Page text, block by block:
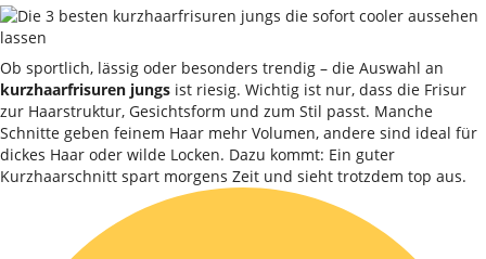
Ob sportlich, lässig oder besonders trendig – die Auswahl an
kurzhaarfrisuren jungs ist riesig. Wichtig ist nur, dass die Frisur
zur Haarstruktur, Gesichtsform und zum Stil passt. Manche
Schnitte geben feinem Haar mehr Volumen, andere sind ideal für
dickes Haar oder wilde Locken. Dazu kommt: Ein guter
Kurzhaarschnitt spart morgens Zeit und sieht trotzdem top aus.